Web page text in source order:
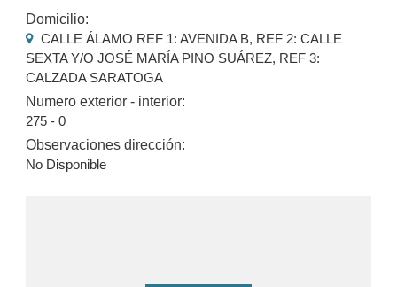
Domicilio:
CALLE ÁLAMO REF 1: AVENIDA B, REF 2: CALLE
SEXTA Y/O JOSÉ MARÍA PINO SUÁREZ, REF 3:
CALZADA SARATOGA
Numero exterior - interior:
275 - 0
Observaciones dirección:
No Disponible